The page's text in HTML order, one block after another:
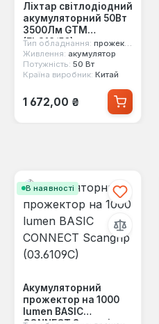
Ліхтар світлодіодний
акумуляторний 50Вт
3500Лм GTM
(FLC18/50)
Тип обладнання: прожектор
Живлення: акумулятор
Потужність: 50 Вт
Країна виробник: Китай
Звичайна ціна:
1 672,00 ₴
В наявності
Акумуляторний
прожектор на 1000
lumen BASIC